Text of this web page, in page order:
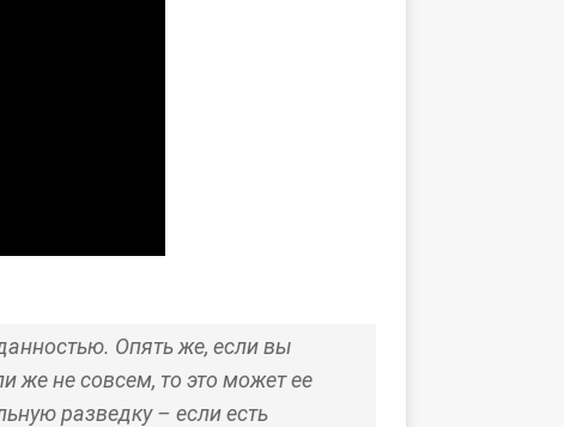
Опять же, если вы
же не совсем, то это может ее
разведку – если есть